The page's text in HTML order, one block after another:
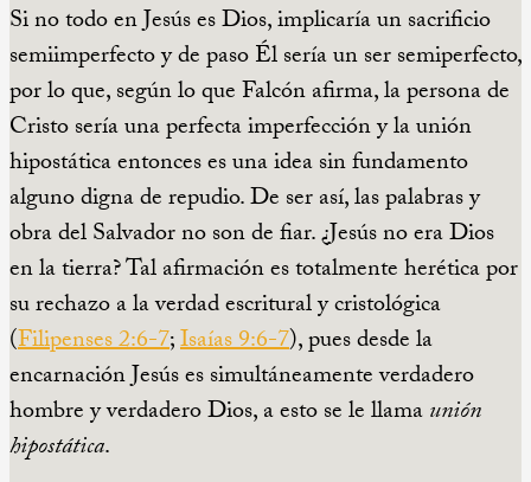
Si no todo en Jesús es Dios, implicaría un sacrificio
semiimperfecto y de paso Él sería un ser semiperfecto,
por lo que, según lo que Falcón afirma, la persona de
Cristo sería una perfecta imperfección y la unión
hipostática entonces es una idea sin fundamento
alguno digna de repudio. De ser así, las palabras y
obra del Salvador no son de fiar. ¿Jesús no era Dios
en la tierra? Tal afirmación es totalmente herética por
su rechazo a la verdad escritural y cristológica
(Filipenses 2:6-7;Isaías 9:6-7), pues desde la
encarnación Jesús es simultáneamente verdadero
hombre y verdadero Dios, a esto se le llamaunión
hipostática.